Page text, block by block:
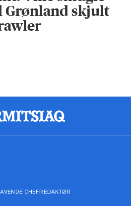
Grønland skjult
CHEFREDAKTØR